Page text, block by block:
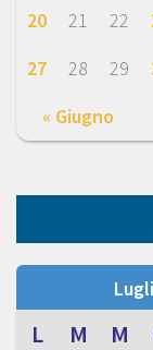
« Giugno
20
21 22
27
28 29
L M M